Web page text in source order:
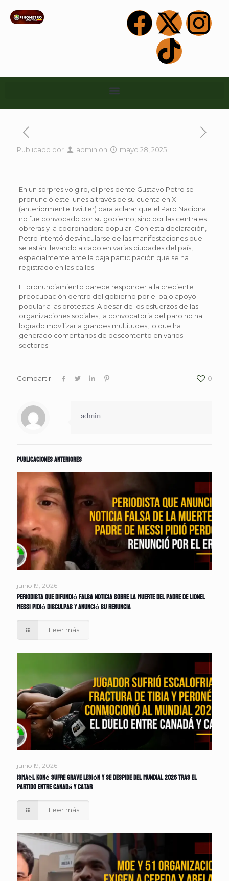
Publicado por admin on mayo 28, 2025
En un sorpresivo giro, el presidente Gustavo Petro se
pronunció este lunes a través de su cuenta en X
(anteriormente Twitter) para aclarar que el Paro Nacional
no fue convocado por su gobierno, sino por las centrales
obreras y la coordinadora popular. Con esta declaración,
Petro intentó desvincularse de las manifestaciones que
se están llevando a cabo en varias ciudades del país,
especialmente ante la baja participación que se ha
registrado en las calles.
El pronunciamiento parece responder a la creciente
preocupación dentro del gobierno por el bajo apoyo
popular a las protestas. A pesar de los esfuerzos de las
organizaciones sociales, la convocatoria del paro no ha
logrado movilizar a grandes multitudes, lo que ha
generado comentarios de descontento en varios
sectores.
Compartir 0
admin
Publicaciones anteriores
junio 19, 2026
Periodista que difundió falsa noticia sobre la muerte del padre de Lionel
Messi pidió disculpas y anunció su renuncia
Leer más
junio 19, 2026
Ismaël Koné sufre grave lesión y se despide del Mundial 2026 tras el
partido entre Canadá y Catar
Leer más